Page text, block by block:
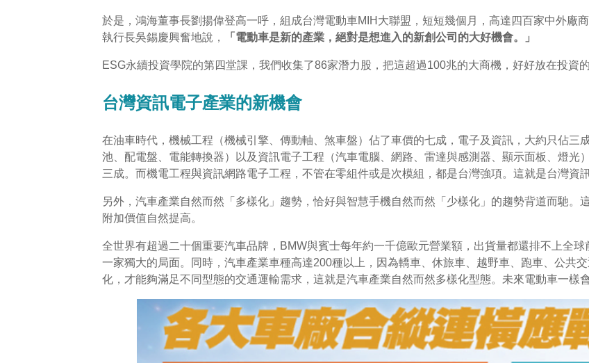
於是，鴻海董事長劉揚偉登高一呼，組成台灣電動車MIH大聯盟，短短幾個月，高達四百家中外廠
執行長吳錫慶興奮地說，
「電動車是新的產業，絕對是想進入的新創公司的大好機會。」
ESG永續投資學院的第四堂課，我們收集了86家潛力股，把這超過100兆的大商機，好好放在投資
台灣資訊電子產業的新機會
在油車時代，機械工程（機械引擎、傳動軸、煞車盤）佔了車價的七成，電子及資訊，大約只佔三
池、配電盤、電能轉換器）以及資訊電子工程（汽車電腦、網路、雷達與感測器、顯示面板、燈光
三成。而機電工程與資訊網路電子工程，不管在零組件或是次模組，都是台灣強項。這就是台灣資
另外，汽車產業自然而然「多樣化」趨勢，恰好與智慧手機自然而然「少樣化」的趨勢背道而馳。
附加價值自然提高。
全世界有超過二十個重要汽車品牌，BMW與賓士每年約一千億歐元營業額，出貨量都還排不上全
一家獨大的局面。同時，汽車產業車種高達200種以上，因為轎車、休旅車、越野車、跑車、公
化，才能夠滿足不同型態的交通運輸需求，這就是汽車產業自然而然多樣化型態。未來電動車一樣